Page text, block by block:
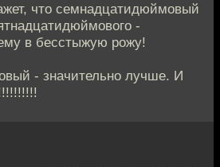
что семнадцатидюймовый
-
в бесстыжую рожу!
- значительно лучше. И